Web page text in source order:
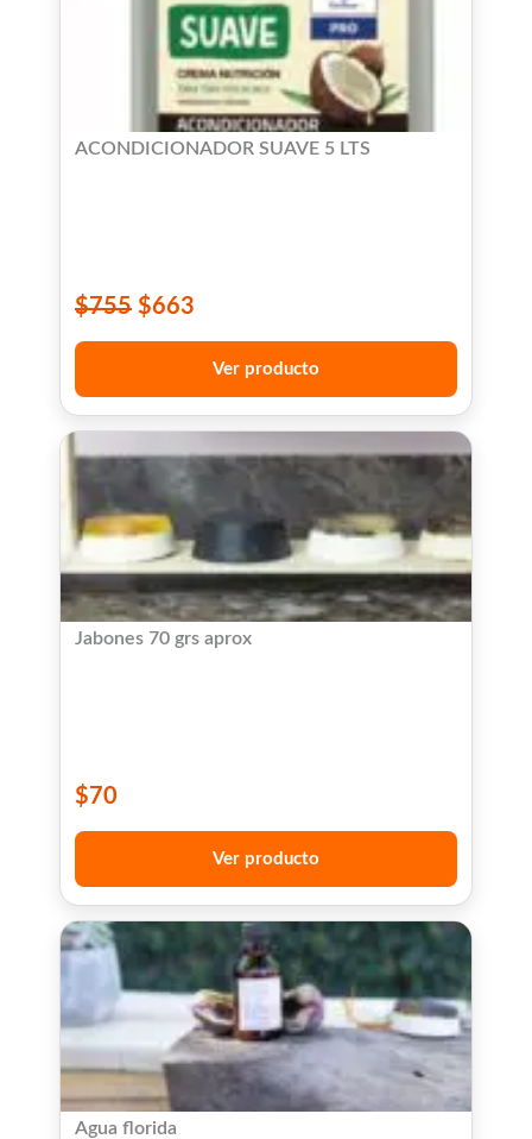
ACONDICIONADOR SUAVE 5 LTS
$755 $663
Ver producto
Jabones 70 grs aprox
$70
Ver producto
Agua florida